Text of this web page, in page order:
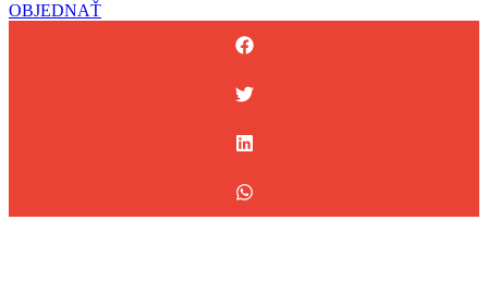
OBJEDNAŤ